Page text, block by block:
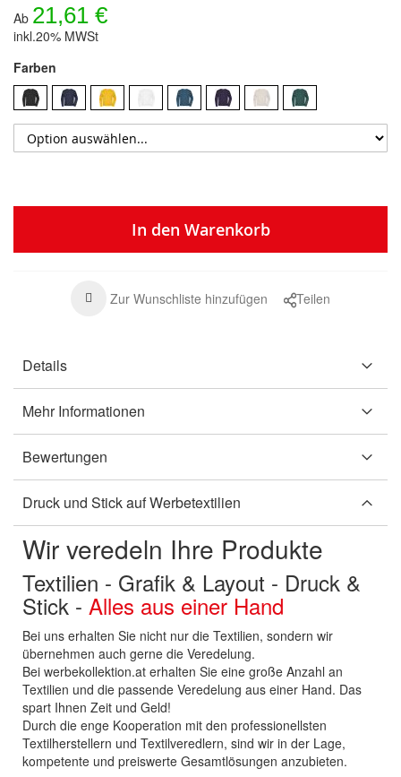
Ab 21,61 €
inkl.20% MWSt
Farben
In den Warenkorb
Zur Wunschliste hinzufügen Teilen
Details
Mehr Informationen
Bewertungen
Druck und Stick auf Werbetextilien
Wir veredeln Ihre Produkte
Textilien - Grafik & Layout - Druck &
Stick - Alles aus einer Hand
Bei uns erhalten Sie nicht nur die Textilien, sondern wir
übernehmen auch gerne die Veredelung.
Bei werbekollektion.at erhalten Sie eine große Anzahl an
Textilien und die passende Veredelung aus einer Hand. Das
spart Ihnen Zeit und Geld!
Durch die enge Kooperation mit den professionellsten
Textilherstellern und Textilveredlern, sind wir in der Lage,
kompetente und preiswerte Gesamtlösungen anzubieten.